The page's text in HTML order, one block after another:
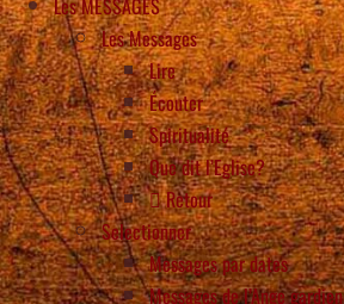
Les Messages
Lire
Écouter
Spiritualité
Que dit l’Eglise?
Retour
Selectionner
Messages par dates
Messages de l’Ange gardien